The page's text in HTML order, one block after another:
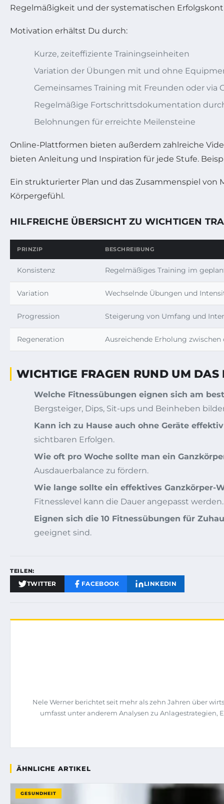
Regelmäßigkeit und der systematischen
Motivation erhältst Du durch:
Kurze, zeiteffiziente Trainingseinheiten
Variation der Übungen mit und ohne
Gemeinsames Training mit Freunden oder via
Regelmäßige Fortschrittsdokumentation
Belohnungen für erreichte Meilensteine
Online-Plattformen bieten außerdem zahlreiche
bieten Anleitung und Inspiration für jede Stufe.
Ein strukturierter Plan und das Zusammenspiel von
Körpergefühl.
HILFREICHE ÜBERSICHT ZU WICHTIGEN
PRINZIP BESCHREIBUNG
Konsistenz Regelmäßiges Training im
Variation Wechselnde Übungen und
Progression Steigerung von Umfang und
Regeneration Ausreichende Erholung zwischen
WICHTIGE FRAGEN RUND UM
Welche Fitnessübungen eignen sich am
Bergsteiger, Dips, Sit-ups und Beinheben
Kann ich zu Hause auch ohne Geräte
sichtbaren Erfolgen.
Wie oft pro Woche sollte man ein
Ausdauerbalance zu fördern.
Wie lange sollte ein effektives Ganzkörper-
Fitnesslevel kann die Dauer angepasst werden.
Eignen sich die 10 Fitnessübungen für
geeignet sind.
TEILEN:
TWITTER FACEBOOK LINKEDIN
Nele Werner berichtet seit mehr als zehn Jahren über
umfasst unter anderem Analysen zu
ÄHNLICHE ARTIKEL
GESUNDHEIT